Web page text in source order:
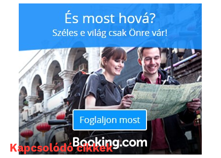
kiadása 120 lóerő leadására képes. A benzines és az
1,3-as dízel ötfokozatú, a többi hatfokozatú manuális
váltót kap alapáron. Jár a start-stop rendszer is,
kivétel a CNG-s modell, illetve a 90 lóerős, 1,6-os
dízel, ha automatizált, ötfokozatú Easytronic váltóval
rendelik.
Kapcsolódó cikkek